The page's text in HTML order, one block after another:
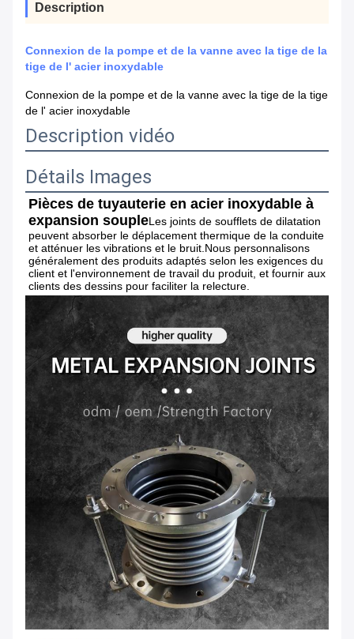
Description
Connexion de la pompe et de la vanne avec la tige de la
tige de l' acier inoxydable
Connexion de la pompe et de la vanne avec la tige de la tige
de l' acier inoxydable
Description vidéo
Détails Images
Pièces de tuyauterie en acier inoxydable à
expansion soupleLes joints de soufflets de dilatation
peuvent absorber le déplacement thermique de la conduite
et atténuer les vibrations et le bruit.Nous personnalisons
généralement des produits adaptés selon les exigences du
client et l'environnement de travail du produit, et fournir aux
clients des dessins pour faciliter la relecture.